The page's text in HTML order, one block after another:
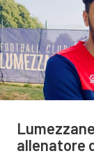
allenatore